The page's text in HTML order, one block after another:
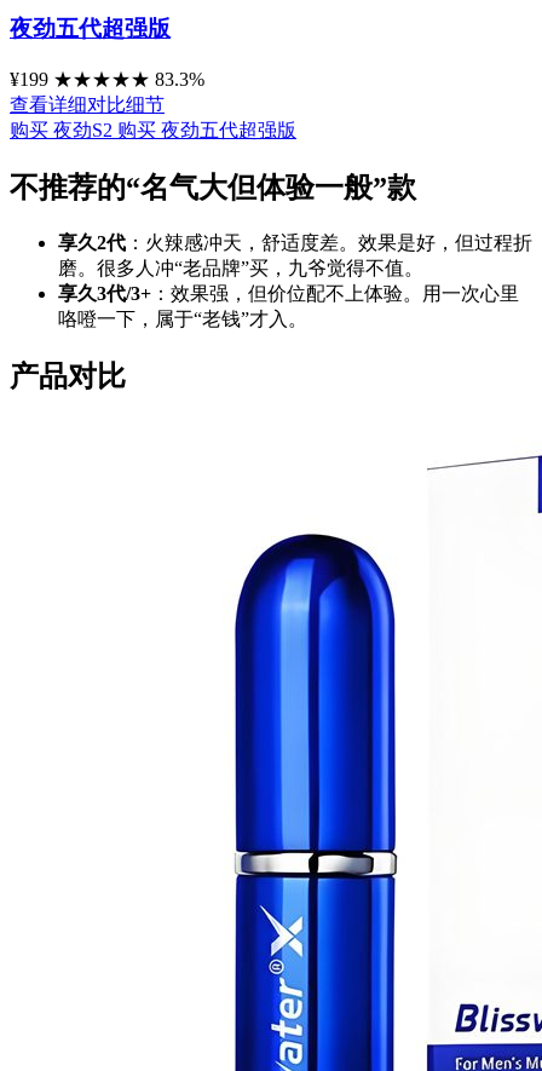
夜劲五代超强版
¥199 ★★★★★ 83.3%
查看详细对比细节
购买 夜劲S2 购买 夜劲五代超强版
不推荐的“名气大但体验一般”款
享久2代 ：火辣感冲天，舒适度差。效果是好，但过程折
磨。很多人冲“老品牌”买，九爷觉得不值。
享久3代/3+ ：效果强，但价位配不上体验。用一次心里
咯噔一下，属于“老钱”才入。
产品对比